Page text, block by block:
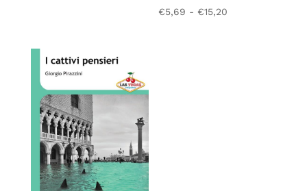
€5,69
€5,69 - €15,20